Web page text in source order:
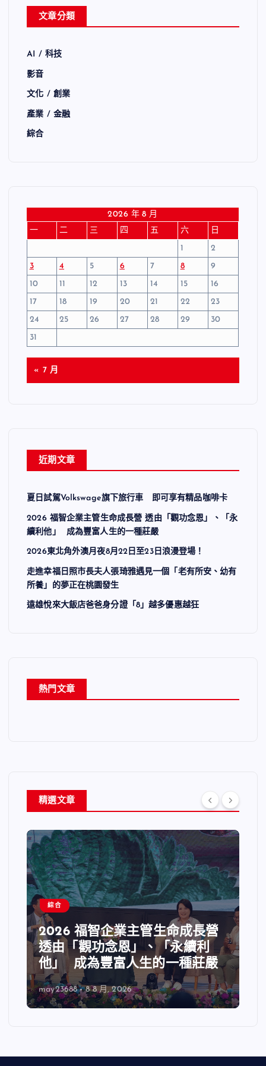
文章分類
AI / 科技
影音
文化 / 創業
產業 / 金融
綜合
2026 年 8 月
一
二 三 四 五 六
日
1
2
3
4 5 6 7 8
9
10
11 12 13 14 15
16
17
18 19 20 21 22
23
24
25 26 27 28 29
30
31
« 7 月
近期文章
夏日試駕Volkswage旗下旅行車 即可享有精品咖啡卡
2026 福智企業主管生命成長營 透由「觀功念恩」、「永
續利他」 成為豐富人生的一種莊嚴
2026東北角外澳月夜8月22日至23日浪漫登場！
走進幸福日照市長夫人張琦雅遇見一個「老有所安、幼有
所養」的夢正在桃園發生
遠雄悅來大飯店爸爸身分證「8」越多優惠越狂
熱門文章
精選文章
綜合
2026 福智企業主管生命成長營
透由「觀功念恩」、「永續利
他」 成為豐富人生的一種莊嚴
may23688 8 8 月, 2026